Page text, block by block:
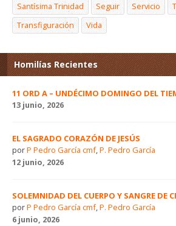
Santísima Trinidad
Seguir Servicio
Transfiguración
Vida
Homilías Recientes
11 ORD A – UNDÉCIMO DOMINGO DEL
13 junio, 2026
EL SAGRADO CORAZÓN DE JESÚS
porP Pedro García cmf,P. Pedro García
12 junio, 2026
SOLEMNIDAD DEL CUERPO Y SANGRE DE
porP Pedro García cmf,P. Pedro García
6 junio, 2026